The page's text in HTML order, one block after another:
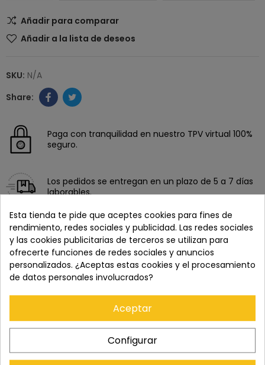
Añadir para comparar
Añadir a la lista de deseos
SKU: N/A
Paga con tranquilidad en nuestro TPV virtual 100%
seguro.
Los pedidos se entregan en un plazo de 5 a 7 días
laborables.
Recuerda que tienes 15 días, desde la recepción
del pedido, para solicitar la devolución.
Esta tienda te pide que aceptes cookies para fines de
rendimiento, redes sociales y publicidad. Las redes sociales
y las cookies publicitarias de terceros se utilizan para
ofrecerte funciones de redes sociales y anuncios
personalizados. ¿Aceptas estas cookies y el procesamiento
de datos personales involucrados?
Aceptar
Configurar